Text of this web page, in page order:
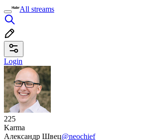
All streams
Login
225
Karma
Александр Швец@neochief